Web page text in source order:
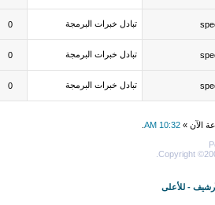
تبادل خبرات البرمجة 0
تبادل خبرات البرمجة 0
تبادل خبرات البرمجة 0
الآن » 10:32 AM
Copyright
- للأعلى